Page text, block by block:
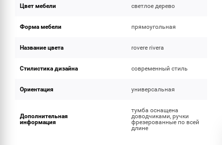
Цвет мебели светлое дерево
Форма мебели прямоугольная
Название цвета rovere rivera
Стилистика дизайна современный стиль
Ориентация универсальная
Дополнительная
информация
тумба оснащена
доводчиками, ручки
фрезерованные по всей
длине